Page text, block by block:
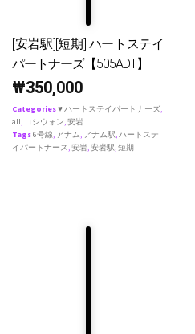
[安岩駅][短期] ハートステイ
パートナーズ【505ADT】
₩350,000
Categories♥ ハートステイパートナーズ
all コシウォン 安岩
Tags6号線 アナム アナム駅 ハートステ
イパートナース 安岩 安岩駅 短期